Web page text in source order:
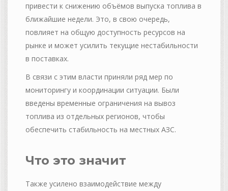
привести к снижению объёмов выпуска топлива в
ближайшие недели. Это, в свою очередь,
повлияет на общую доступность ресурсов на
рынке и может усилить текущие нестабильности
в поставках.
В связи с этим власти приняли ряд мер по
мониторингу и координации ситуации. Были
введены временные ограничения на вывоз
топлива из отдельных регионов, чтобы
обеспечить стабильность на местных АЗС.
Что это значит
Также усилено взаимодействие между